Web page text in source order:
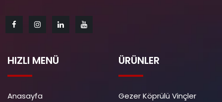
HIZLI MENÜ
Anasayfa
ÜRÜNLER
Gezer Köprülü Vinçler